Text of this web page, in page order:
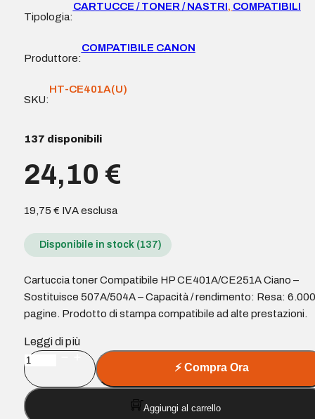
Tipologia:
CARTUCCE / TONER / NASTRI, COMPATIBILI
Produttore:
COMPATIBILE CANON
SKU:
HT-CE401A(U)
137 disponibili
24,10 €
19,75 € IVA esclusa
Disponibile in stock (137)
Cartuccia toner Compatibile HP CE401A/CE251A Ciano –
Sostituisce 507A/504A – Capacità / rendimento: Resa: 6.000
pagine. Prodotto di stampa compatibile ad alte prestazioni.
Leggi di più
Cartuccia
toner
Compatibile
HP
⚡Compra Ora
Aggiungi al carrello